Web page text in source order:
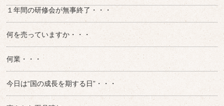
１年間の研修会が無事終了・・・
何を売っていますか・・・
何業・・・
今日は“国の成長を期する日”・・・